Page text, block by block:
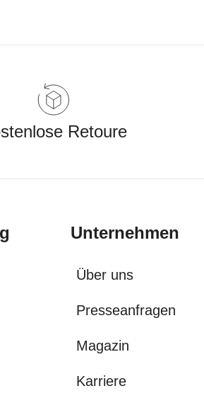
Retoure
Unternehmen
Über uns
Presseanfragen
Magazin
Karriere